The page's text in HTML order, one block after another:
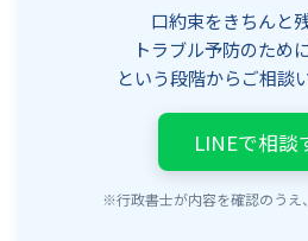
口約束をきちんと
トラブル予防のため
という段階からご相談
LINEで相談
※行政書士が内容を確認のうえ